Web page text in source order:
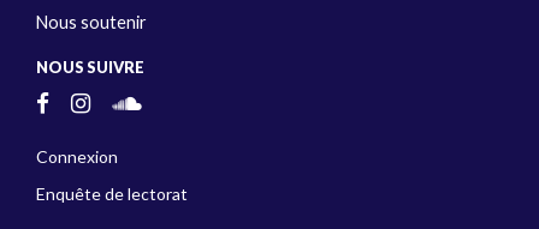
Nous soutenir
NOUS SUIVRE
Connexion
Enquête de lectorat